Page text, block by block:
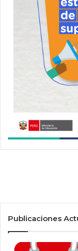
Publicaciones